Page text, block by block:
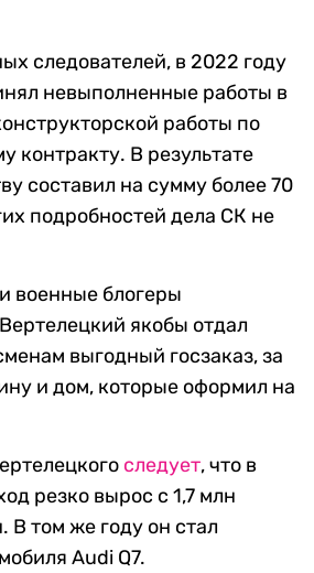
следователей, в 2022 году
невыполненные работы в
работы по
контракту. В результате
составил на сумму более 70
подробностей дела СК не
военные блогеры
якобы отдал
выгодный госзаказ, за
и дом, которые оформил на
следует, что в
резко вырос с 1,7 млн
В том же году он стал
Audi Q7.